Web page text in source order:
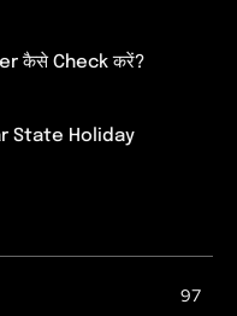
कैसे Check करें?
State Holiday
97